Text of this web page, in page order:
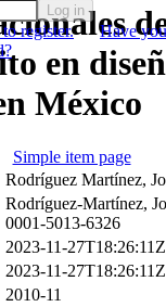
Log in
register.
Have you
en
México
Simple item page
Rodríguez Martínez,
Rodríguez-Martínez,
0001-5013-6326
2023-11-27T18:26:11Z
2023-11-27T18:26:11Z
2010-11